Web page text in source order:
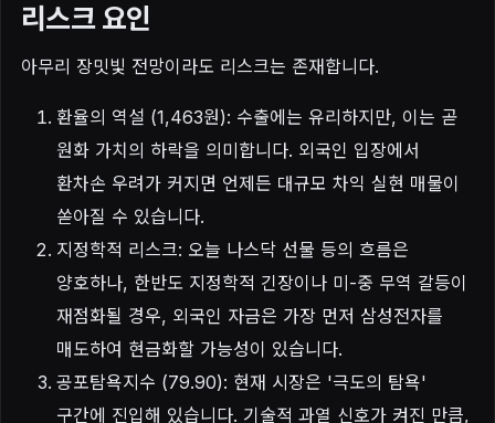
리스크 요인
아무리 장밋빛 전망이라도 리스크는 존재합니다.
환율의 역설 (1,463원): 수출에는 유리하지만, 이는 곧
원화 가치의 하락을 의미합니다. 외국인 입장에서
환차손 우려가 커지면 언제든 대규모 차익 실현 매물이
쏟아질 수 있습니다.
지정학적 리스크: 오늘 나스닥 선물 등의 흐름은
양호하나, 한반도 지정학적 긴장이나 미-중 무역 갈등이
재점화될 경우, 외국인 자금은 가장 먼저 삼성전자를
매도하여 현금화할 가능성이 있습니다.
공포탐욕지수 (79.90): 현재 시장은 '극도의 탐욕'
구간에 진입해 있습니다. 기술적 과열 신호가 켜진 만큼,